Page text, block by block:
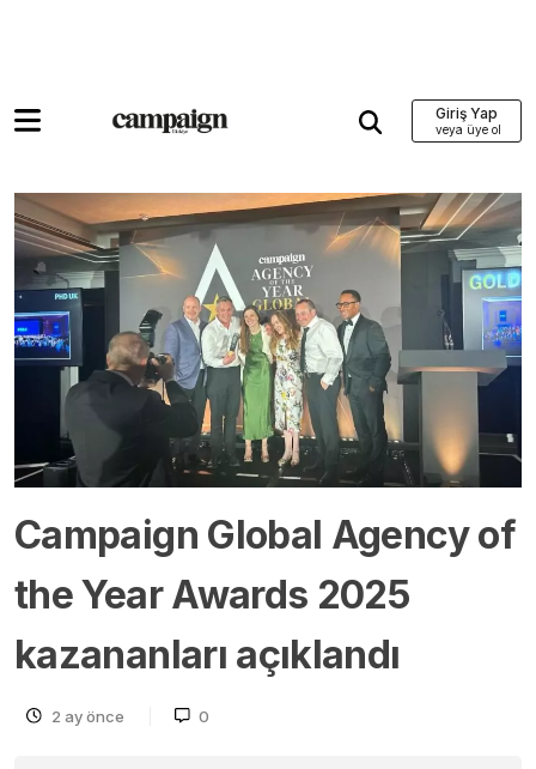
Giriş Yap
Campaign Global Agency of
the Year Awards 2025
kazananları açıklandı
2 ay önce 0